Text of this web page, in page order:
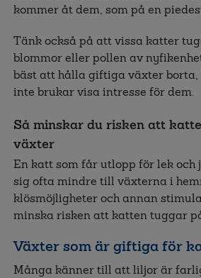
kommer åt dem, som på en
Tänk också på att vissa katter
blommor eller pollen av
bäst att hålla giftiga växter borta,
inte brukar visa intresse för dem.
Så minskar du risken att
växter
En katt som får utlopp för lek och
sig ofta mindre till växterna i
klösmöjligheter och annan
minska risken att katten tuggar
Växter som är giftiga för
Många känner till att liljor är